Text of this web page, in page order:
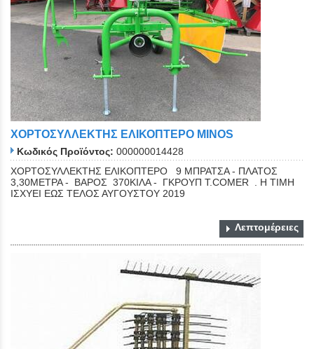
ΧΟΡΤΟΣΥΛΛΕΚΤΗΣ ΕΛΙΚΟΠΤΕΡΟ MINOS
Κωδικός Προϊόντος: 000000014428
ΧΟΡΤΟΣΥΛΛΕΚΤΗΣ ΕΛΙΚΟΠΤΕΡΟ 9 ΜΠΡΑΤΣΑ - ΠΛΑΤΟΣ
3,30ΜΕΤΡΑ - ΒΑΡΟΣ 370ΚΙΛΑ - ΓΚΡΟΥΠ T.COMER . H TIMH
ΙΣΧΥΕΙ ΕΩΣ ΤΕΛΟΣ ΑΥΓΟΥΣΤΟΥ 2019
Λεπτομέρειες